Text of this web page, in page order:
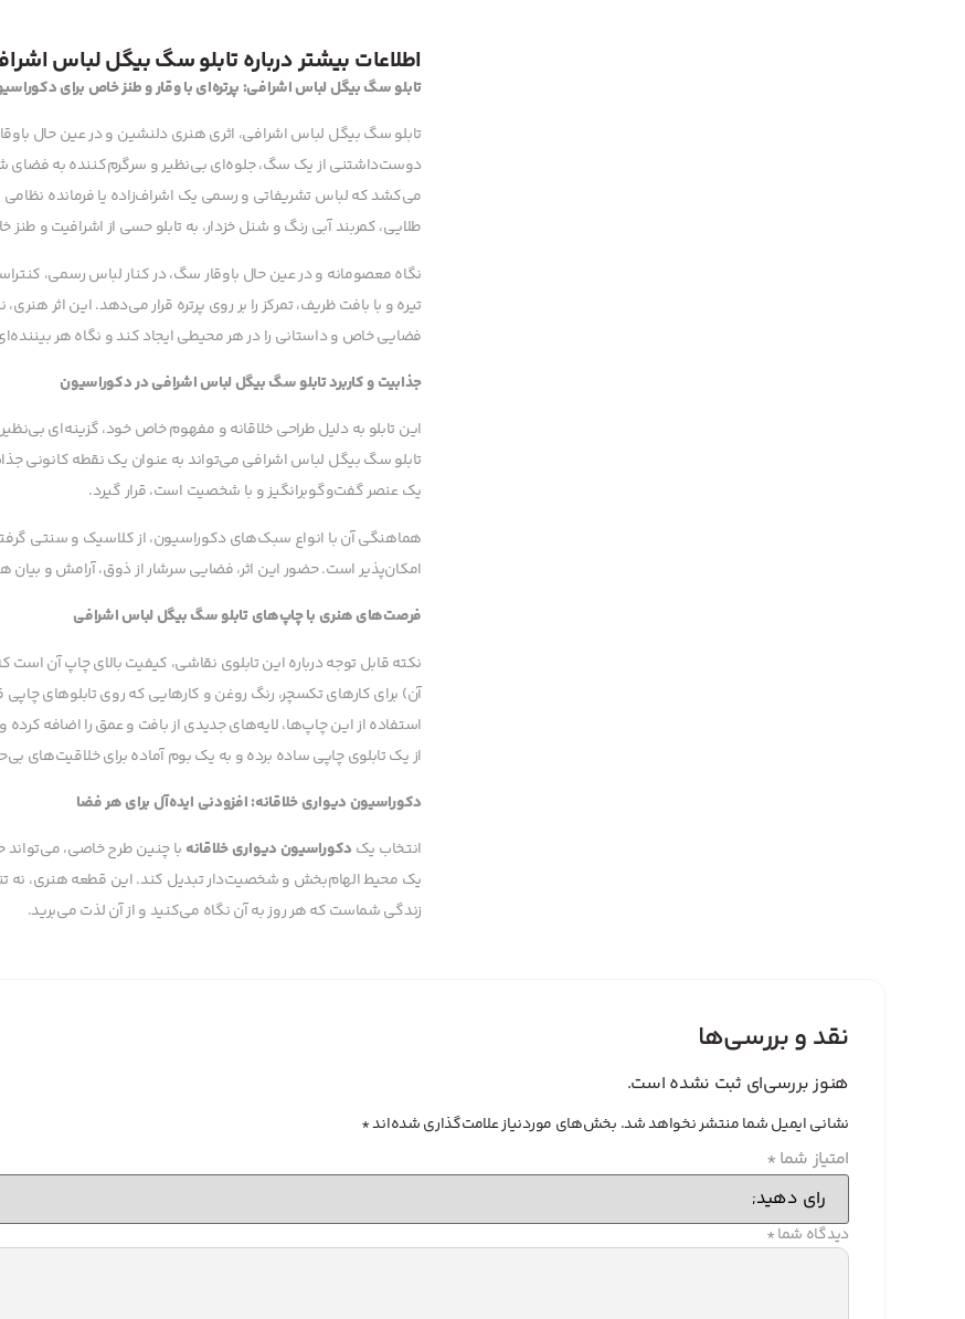
اطلاعات بیشتر درباره تابلو سگ بیگل لباس
تابلو سگ بیگل لباس اشرافی: پرتره‌ای با وقار و طنز خاص برای
تابلو سگ بیگل لباس اشرافی، اثری هنری دلنشین و در عین حال
دوست‌داشتنی از یک سگ، جلوه‌ای بی‌نظیر و سرگرم‌کننده به فضای
می‌کشد که لباس تشریفاتی و رسمی یک اشراف‌زاده یا فرمانده نظامی با
طلایی، کمربند آبی رنگ و شنل خزدار، به تابلو حسی از اشرافیت و
نگاه معصومانه و در عین حال باوقار سگ، در کنار لباس رسمی،
تیره و با بافت ظریف، تمرکز را بر روی پرتره قرار می‌دهد. این اثر
فضایی خاص و داستانی را در هر محیطی ایجاد کند و نگاه هر
جذابیت و کاربرد تابلو سگ بیگل لباس اشرافی در دکوراسیون
این تابلو به دلیل طراحی خلاقانه و مفهوم خاص خود، گزینه‌ای
تابلو سگ بیگل لباس اشرافی می‌تواند به عنوان یک نقطه کانونی
یک عنصر گفت‌وگوبرانگیز و با شخصیت است، قرار گیرد.
هماهنگی آن با انواع سبک‌های دکوراسیون، از کلاسیک و سنتی
امکان‌پذیر است. حضور این اثر، فضایی سرشار از ذوق، آرامش و بیان
فرصت‌های هنری با چاپ‌های تابلو سگ بیگل لباس اشرافی
نکته قابل توجه درباره این تابلوی نقاشی، کیفیت بالای چاپ آن است
آن) برای کارهای تکسچر، رنگ روغن و کارهایی که روی تابلوهای
استفاده از این چاپ‌ها، لایه‌های جدیدی از بافت و عمق را اضافه
از یک تابلوی چاپی ساده برده و به یک بوم آماده برای خلاقیت‌های
دکوراسیون دیواری خلاقانه: افزودنی ایده‌آل برای هر فضا
انتخاب یک دکوراسیون دیواری خلاقانه با چنین طرح خاصی، می‌تواند
یک محیط الهام‌بخش و شخصیت‌دار تبدیل کند. این قطعه هنری، نه
زندگی شماست که هر روز به آن نگاه می‌کنید و از آن لذت می‌برید.
نقد و بررسی‌ها
هنوز بررسی‌ای ثبت نشده است.
نشانی ایمیل شما منتشر نخواهد شد. بخش‌های موردنیاز علامت‌گذاری شده‌اند*
امتیاز شما *
دیدگاه شما*